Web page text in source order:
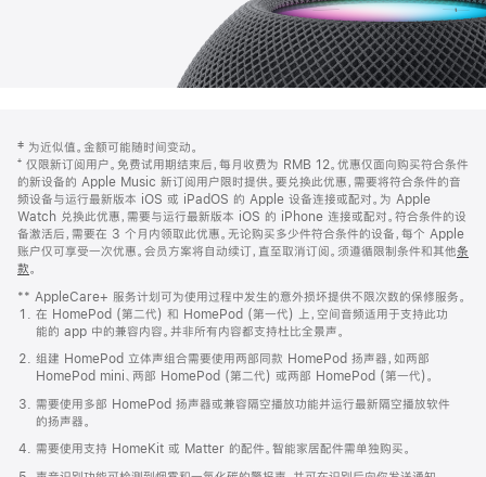
页
页
脚
注
‡ 为近似值。金额可能随时间变动。
⁺ 仅限新订阅用户。免费试用期结束后，每月收费为 RMB 12。优惠仅面向购买符合条件
的新设备的 Apple Music 新订阅用户限时提供。要兑换此优惠，需要将符合条件的音
频设备与运行最新版本 iOS 或 iPadOS 的 Apple 设备连接或配对。为 Apple
Watch 兑换此优惠，需要与运行最新版本 iOS 的 iPhone 连接或配对。符合条件的设
备激活后，需要在 3 个月内领取此优惠。无论购买多少件符合条件的设备，每个 Apple
账户仅可享受一次优惠。会员方案将自动续订，直至取消订阅。须遵循限制条件和其他条
款。
窗
口
中
打
开)
** AppleCare+ 服务计划可为使用过程中发生的意外损坏提供不限次数的保修服务。
在 HomePod (第二代) 和 HomePod (第一代) 上，空间音频适用于支持此功
能的 app 中的兼容内容。并非所有内容都支持杜比全景声。
组建 HomePod 立体声组合需要使用两部同款 HomePod 扬声器，如两部
HomePod mini、两部 HomePod (第二代) 或两部 HomePod (第一代)。
需要使用多部 HomePod 扬声器或兼容隔空播放功能并运行最新隔空播放软件
的扬声器。
需要使用支持 HomeKit 或 Matter 的配件。智能家居配件需单独购买。